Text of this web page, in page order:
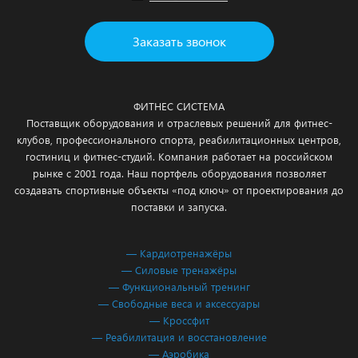
Заказать звонок
ФИТНЕС СИСТЕМА
Поставщик оборудования и отраслевых решений для фитнес-
клубов, профессионального спорта, реабилитационных центров,
гостиниц и фитнес-студий. Компания работает на российском
рынке с 2001 года. Наш портфель оборудования позволяет
создавать спортивные объекты «под ключ» от проектирования до
поставки и запуска.
— Кардиотренажёры
— Силовые тренажёры
— Функциональный тренинг
— Свободные веса и аксессуары
— Кроссфит
— Реабилитация и восстановление
— Аэробика